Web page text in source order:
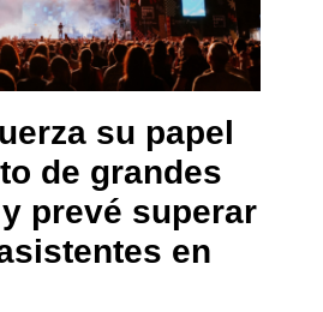
su papel
de grandes
prevé superar
en